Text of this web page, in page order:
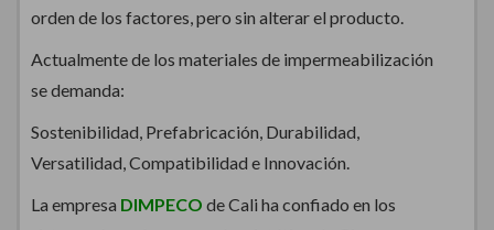
orden de los factores, pero sin alterar el producto.
Actualmente de los materiales de impermeabilización
se demanda:
Sostenibilidad, Prefabricación, Durabilidad,
Versatilidad, Compatibilidad e Innovación.
La empresa DIMPECO de Cali ha confiado en los